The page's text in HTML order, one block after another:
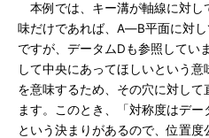
本例では、キー溝が軸線に対し
味だけであれば、A―B平面に対
ですが、データムDも参照してい
して中央にあってほしいという
を意味するため、その穴に対して
ます。このとき、「対称度はデー
という決まりがあるので、位置